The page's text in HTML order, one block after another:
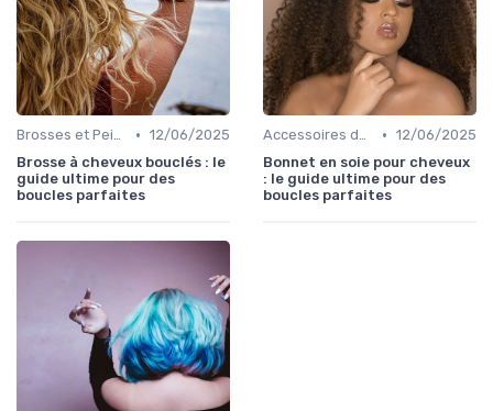
Brosses et Peignes Spéciaux • 12/06/2025
Brosse à cheveux bouclés : le
guide ultime pour des
boucles parfaites
Accessoires de Protection • 12/06/2025
Bonnet en soie pour cheveux
: le guide ultime pour des
boucles parfaites